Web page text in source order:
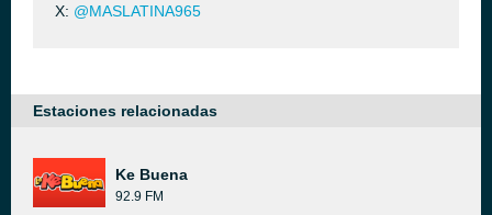
X: @MASLATINA965
Estaciones relacionadas
Ke Buena
92.9 FM